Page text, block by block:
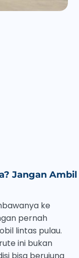
Jangan Ambil
ke
pernah
lintas pulau.
ini bukan
bisa berujung